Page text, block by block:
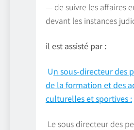
— de suivre les affaires
devant les instances
il est assisté par :
Un sous-directeur des
de la formation et des
culturelles et sportives :
Le sous directeur des